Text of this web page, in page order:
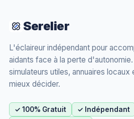
Serelier
L'éclaireur indépendant pour
aidants face à la perte
simulateurs utiles, annuaires
mieux décider.
✓ 100% Gratuit
✓ Indépendant